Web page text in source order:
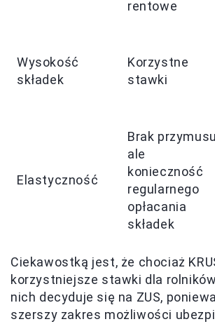
rentowe
Wysokość
składek
Korzystne
stawki
Elastyczność
Brak
ale
konieczność
regularnego
opłacania
składek
Ciekawostką jest, że chociaż
korzystniejsze stawki dla
nich decyduje się na ZUS,
szerszy zakres możliwości